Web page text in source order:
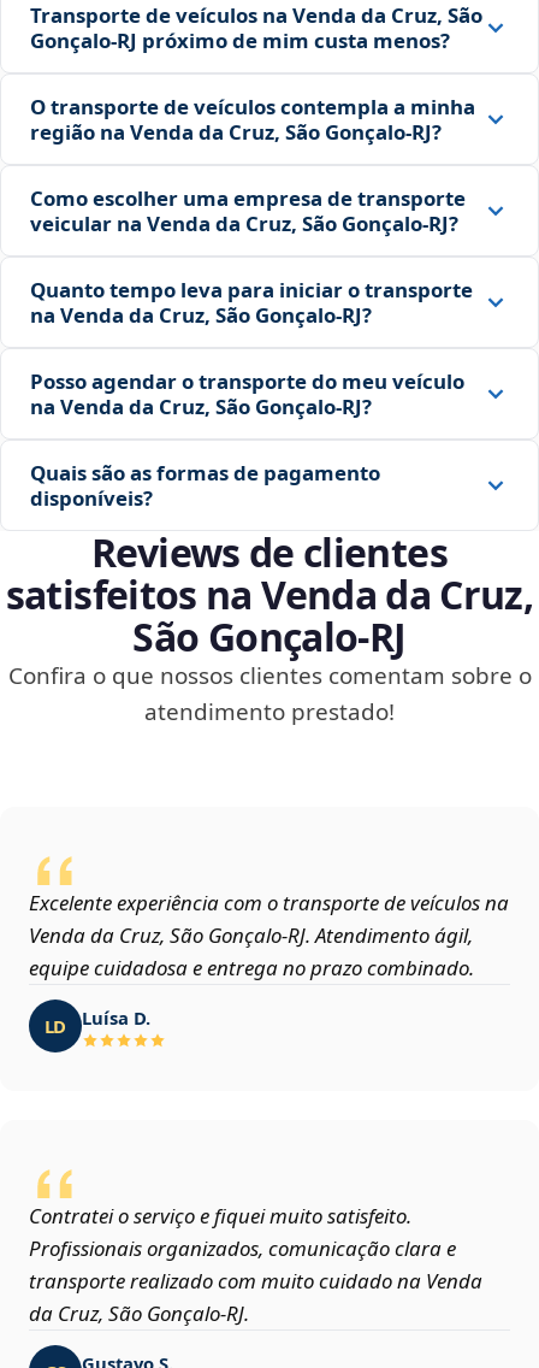
Transporte de veículos na Venda da Cruz, São
Gonçalo‑RJ próximo de mim custa menos?
O transporte de veículos contempla a minha
região na Venda da Cruz, São Gonçalo‑RJ?
Como escolher uma empresa de transporte
veicular na Venda da Cruz, São Gonçalo‑RJ?
Quanto tempo leva para iniciar o transporte
na Venda da Cruz, São Gonçalo‑RJ?
Posso agendar o transporte do meu veículo
na Venda da Cruz, São Gonçalo‑RJ?
Quais são as formas de pagamento
disponíveis?
Reviews de clientes
satisfeitos na Venda da Cruz,
São Gonçalo‑RJ
Confira o que nossos clientes comentam sobre o
atendimento prestado!
Excelente experiência com o transporte de veículos na
Venda da Cruz, São Gonçalo‑RJ. Atendimento ágil,
equipe cuidadosa e entrega no prazo combinado.
LD Luísa D.
Contratei o serviço e fiquei muito satisfeito.
Profissionais organizados, comunicação clara e
transporte realizado com muito cuidado na Venda
da Cruz, São Gonçalo‑RJ.
Gustavo S.